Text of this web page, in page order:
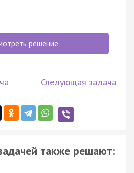
решение
Следующая задача
также решают: